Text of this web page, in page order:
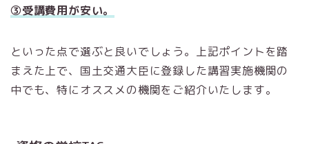
③受講費用が安い。
といった点で選ぶと良いでしょう。上記ポイントを踏
まえた上で、国土交通大臣に登録した講習実施機関の
中でも、特にオススメの機関をご紹介いたします。